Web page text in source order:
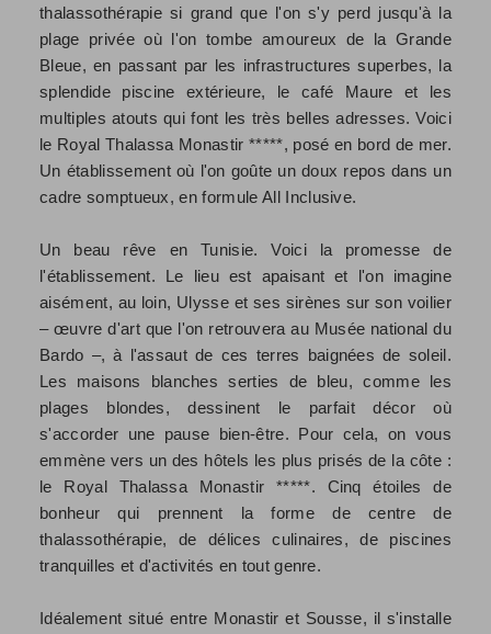
thalassothérapie si grand que l'on s'y perd jusqu'à la
plage privée où l'on tombe amoureux de la Grande
Bleue, en passant par les infrastructures superbes, la
splendide piscine extérieure, le café Maure et les
multiples atouts qui font les très belles adresses. Voici
le Royal Thalassa Monastir *****, posé en bord de mer.
Un établissement où l'on goûte un doux repos dans un
cadre somptueux, en formule All Inclusive.
Un beau rêve en Tunisie. Voici la promesse de
l'établissement. Le lieu est apaisant et l'on imagine
aisément, au loin, Ulysse et ses sirènes sur son voilier
– œuvre d'art que l'on retrouvera au Musée national du
Bardo –, à l'assaut de ces terres baignées de soleil.
Les maisons blanches serties de bleu, comme les
plages blondes, dessinent le parfait décor où
s'accorder une pause bien-être. Pour cela, on vous
emmène vers un des hôtels les plus prisés de la côte :
le Royal Thalassa Monastir *****. Cinq étoiles de
bonheur qui prennent la forme de centre de
thalassothérapie, de délices culinaires, de piscines
tranquilles et d'activités en tout genre.
Idéalement situé entre Monastir et Sousse, il s'installe